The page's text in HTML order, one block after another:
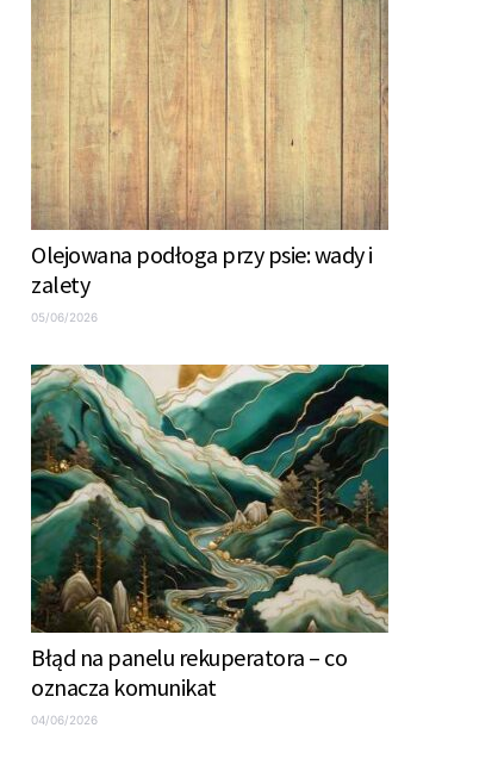
Olejowana podłoga przy psie: wady i
zalety
05/06/2026
Błąd na panelu rekuperatora – co
oznacza komunikat
04/06/2026